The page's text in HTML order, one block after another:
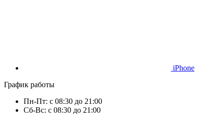
iPhone
График работы
Пн-Пт: с 08:30 до 21:00
Сб-Вс: с 08:30 до 21:00